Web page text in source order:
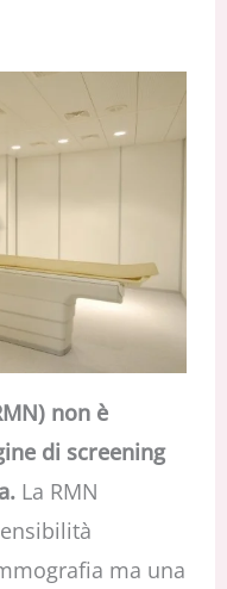
non è
di screening
.La RMN
ma una